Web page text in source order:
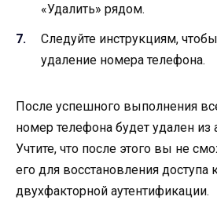
«Удалить» рядом.
Следуйте инструкциям,
удаление номера телефона.
После успешного выполнения
номер телефона будет удален из
Учтите, что после этого вы не
его для восстановления доступа
двухфакторной аутентификации.